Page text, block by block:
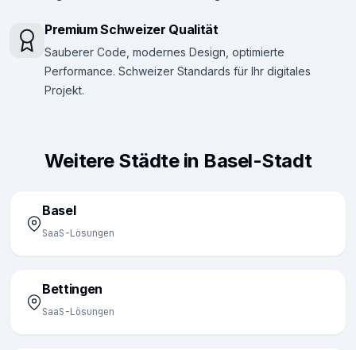
Premium Schweizer Qualität
Sauberer Code, modernes Design, optimierte
Performance. Schweizer Standards für Ihr digitales
Projekt.
Weitere Städte in Basel-Stadt
Basel
SaaS-Lösungen
Bettingen
SaaS-Lösungen